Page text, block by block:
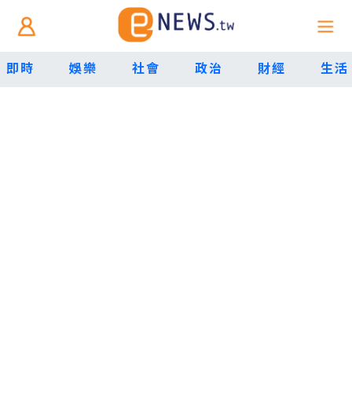
即時 娛樂 社會 政治 財經 生活